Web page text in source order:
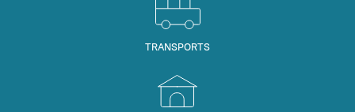
TRANSPORTS